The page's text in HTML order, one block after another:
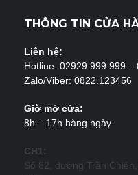
THÔNG TIN CỬA
Liên hệ:
Hotline: 02929.999.999 –
Zalo/Viber: 0822.123456
Giờ mở cửa:
8h – 17h hàng ngày
CH1:
Số 82, đường Trần